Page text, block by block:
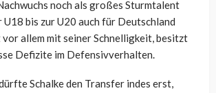
noch als großes Sturmtalent
U18 bis zur U20 auch für Deutschland
allem mit seiner Schnelligkeit, besitzt
Defizite im Defensivverhalten.
Schalke den Transfer indes erst,